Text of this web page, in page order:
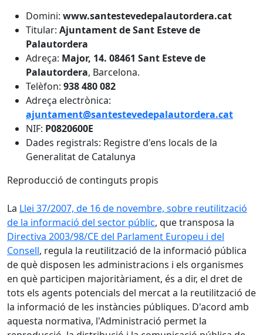
Domini: www.santestevedepalautordera.cat
Titular: Ajuntament de Sant Esteve de
Palautordera
Adreça: Major, 14. 08461 Sant Esteve de
Palautordera, Barcelona.
Telèfon: 938 480 082
Adreça electrònica:
ajuntament@santestevedepalautordera.cat
NIF: P0820600E
Dades registrals: Registre d'ens locals de la
Generalitat de Catalunya
Reproducció de continguts propis
La Llei 37/2007, de 16 de novembre, sobre reutilització
de la informació del sector públic, que transposa la
Directiva 2003/98/CE del Parlament Europeu i del
Consell, regula la reutilització de la informació pública
de què disposen les administracions i els organismes
en què participen majoritàriament, és a dir, el dret de
tots els agents potencials del mercat a la reutilització de
la informació de les instàncies públiques. D'acord amb
aquesta normativa, l'Administració permet la